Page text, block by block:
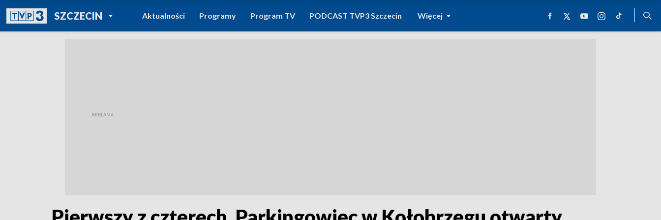
SZCZECINPOWRÓT DO
TVP REGIONY
Aktualności Programy Program TV PODCAST TVP3 Szczecin Więcej